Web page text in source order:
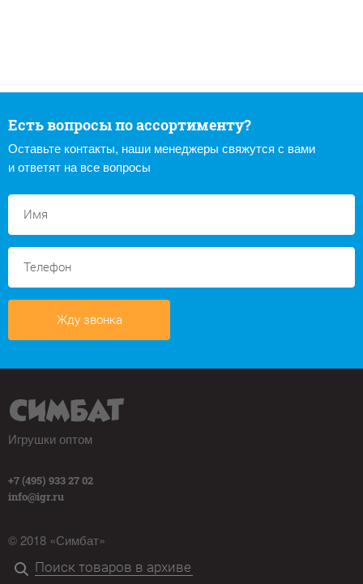
Есть вопросы по ассортименту?
Оставьте контакты, наши менеджеры свяжутся с вами
и ответят на все вопросы
Жду звонка
Игрушки оптом
+7 (495) 933 27 02
info@igr.ru
© 2018 «Симбат»